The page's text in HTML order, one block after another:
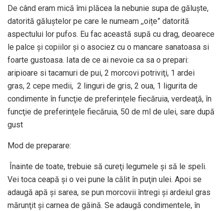
De când eram mică îmi plăcea la nebunie supa de găluște,
datorită găluștelor pe care le numeam ,,oițe” datorită
aspectului lor pufos. Eu fac această supă cu drag, deoarece
le palce și copiilor și o asociez cu o mancare sanatoasa si
foarte gustoasa. Iata de ce ai nevoie ca sa o prepari:
aripioare si tacamuri de pui, 2 morcovi potriviţi, 1 ardei
gras, 2 cepe medii, 2 linguri de gris, 2 oua, 1 ligurita de
condimente în funcţie de preferinţele fiecăruia, verdeaţă, în
funcţie de preferinţele fiecăruia, 50 de ml de ulei, sare după
gust
Mod de preparare:
Înainte de toate, trebuie să cureţi legumele şi să le speli.
Vei toca ceapă şi o vei pune la călit în puţin ulei. Apoi se
adaugă apă şi sarea, se pun morcovii întregi şi ardeiul gras
mărunţit și carnea de găină. Se adaugă condimentele, în